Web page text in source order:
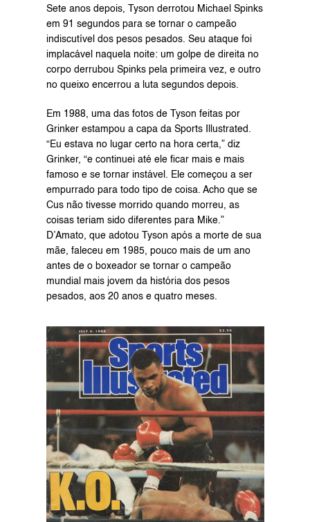
Sete anos depois, Tyson derrotou Michael Spinks
em 91 segundos para se tornar o campeão
indiscutível dos pesos pesados. Seu ataque foi
implacável naquela noite: um golpe de direita no
corpo derrubou Spinks pela primeira vez, e outro
no queixo encerrou a luta segundos depois.
Em 1988, uma das fotos de Tyson feitas por
Grinker estampou a capa da Sports Illustrated.
“Eu estava no lugar certo na hora certa,” diz
Grinker, “e continuei até ele ficar mais e mais
famoso e se tornar instável. Ele começou a ser
empurrado para todo tipo de coisa. Acho que se
Cus não tivesse morrido quando morreu, as
coisas teriam sido diferentes para Mike.”
D’Amato, que adotou Tyson após a morte de sua
mãe, faleceu em 1985, pouco mais de um ano
antes de o boxeador se tornar o campeão
mundial mais jovem da história dos pesos
pesados, aos 20 anos e quatro meses.